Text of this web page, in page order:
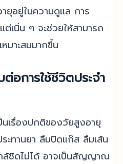
ยุอยู่ในความดูแล การ
นิ่น ๆ จะช่วยให้สามารถ
มาะสมมากขึ้น
อการใช้ชีวิตประจำ
นเรื่องปกติของวัยสูงอายุ
ะทานยา ลืมปิดแก๊ส ลืมเส้น
ล้ชิดไม่ได้ อาจเป็นสัญญาณ